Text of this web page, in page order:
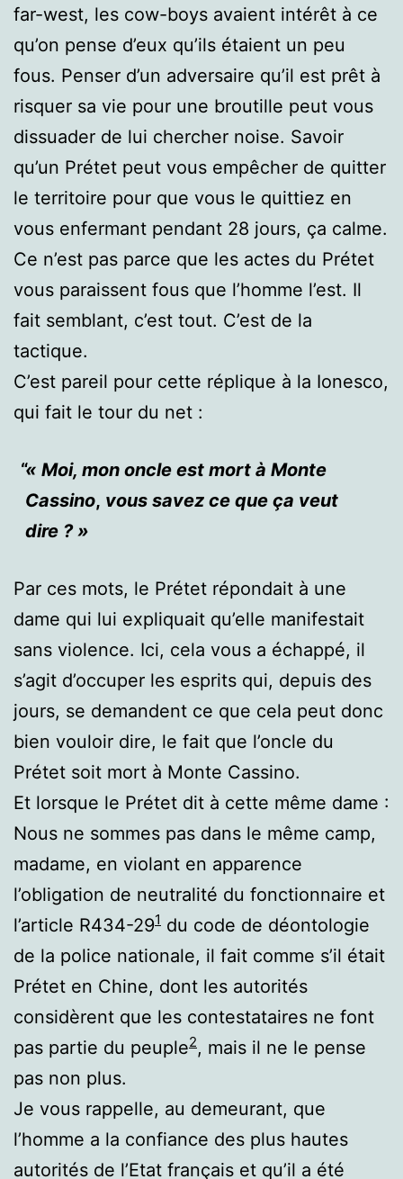
far-west, les cow-boys avaient intérêt à ce
qu’on pense d’eux qu’ils étaient un peu
fous. Penser d’un adversaire qu’il est prêt à
risquer sa vie pour une broutille peut vous
dissuader de lui chercher noise. Savoir
qu’un Prétet peut vous empêcher de quitter
le territoire pour que vous le quittiez en
vous enfermant pendant 28 jours, ça calme.
Ce n’est pas parce que les actes du Prétet
vous paraissent fous que l’homme l’est. Il
fait semblant, c’est tout. C’est de la
tactique.
C’est pareil pour cette réplique à la Ionesco,
qui fait le tour du net :
« Moi, mon oncle est mort à Monte
Cassino, vous savez ce que ça veut
dire ? »
Par ces mots, le Prétet répondait à une
dame qui lui expliquait qu’elle manifestait
sans violence. Ici, cela vous a échappé, il
s’agit d’occuper les esprits qui, depuis des
jours, se demandent ce que cela peut donc
bien vouloir dire, le fait que l’oncle du
Prétet soit mort à Monte Cassino.
Et lorsque le Prétet dit à cette même dame :
Nous ne sommes pas dans le même camp,
madame, en violant en apparence
l’obligation de neutralité du fonctionnaire et
l’article R434-291 du code de déontologie
de la police nationale, il fait comme s’il était
Prétet en Chine, dont les autorités
considèrent que les contestataires ne font
pas partie du peuple2, mais il ne le pense
pas non plus.
Je vous rappelle, au demeurant, que
l’homme a la confiance des plus hautes
autorités de l’Etat français et qu’il a été